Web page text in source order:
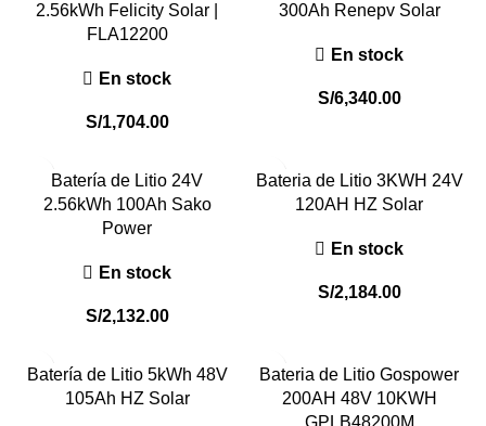
2.56kWh Felicity Solar |
FLA12200
En stock
S/1,704.00
300Ah Renepv Solar
En stock
S/6,340.00
Batería de Litio 24V
2.56kWh 100Ah Sako
Power
En stock
S/2,132.00
Bateria de Litio 3KWH 24V
120AH HZ Solar
En stock
S/2,184.00
Batería de Litio 5kWh 48V
105Ah HZ Solar
Bateria de Litio Gospower
200AH 48V 10KWH
GPLB48200M